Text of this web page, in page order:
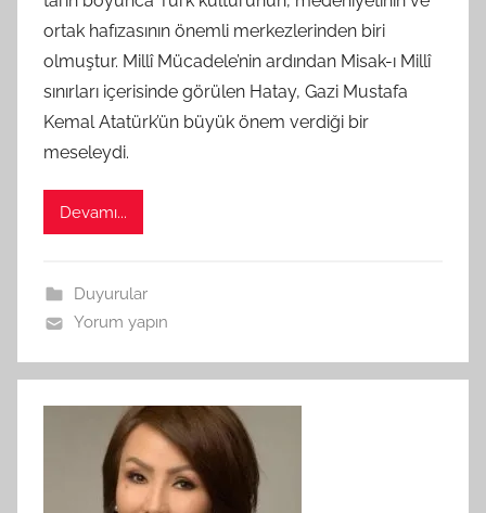
t
a
r
a
f
ortak hafızasının önemli merkezlerinden biri
olmuştur. Millî Mücadele’nin ardından Misak-ı Millî
sınırları içerisinde görülen Hatay, Gazi Mustafa
Kemal Atatürk’ün büyük önem verdiği bir
meseleydi.
Devamı...
Duyurular
Yorum yapın